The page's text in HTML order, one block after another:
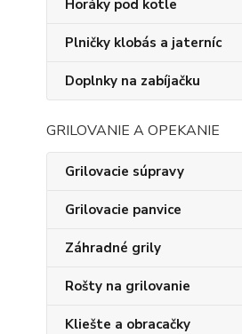
Horáky pod kotle
Plničky klobás a jaterníc
Doplnky na zabíjačku
GRILOVANIE A OPEKANIE
Grilovacie súpravy
Grilovacie panvice
Záhradné grily
Rošty na grilovanie
Kliešte a obracačky